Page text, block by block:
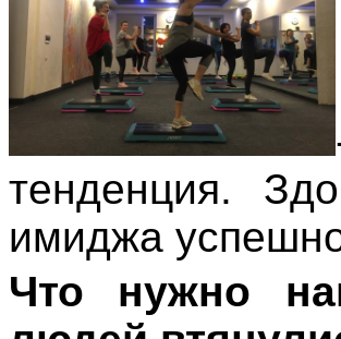
тенденция.
имиджа
Что нужно